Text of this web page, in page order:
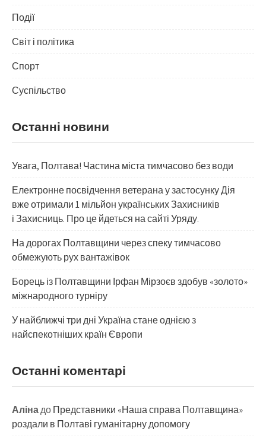
Події
Світ і політика
Спорт
Суспільство
Останні новини
Увага, Полтава! Частина міста тимчасово без води
Електронне посвідчення ветерана у застосунку Дія
вже отримали 1 мільйон українських Захисників
і Захисниць. Про це йдеться на сайті Уряду.
На дорогах Полтавщини через спеку тимчасово
обмежують рух вантажівок
Борець із Полтавщини Ірфан Мірзоєв здобув «золото»
міжнародного турніру
​У найближчі три дні Україна стане однією з
найспекотніших країн Європи
Останні коментарі
АлінадоПредставники «Наша справа Полтавщина»
роздали в Полтаві гуманітарну допомогу